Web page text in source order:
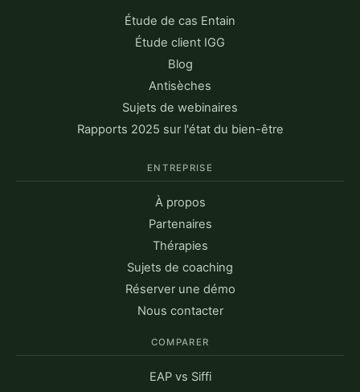
Étude de cas Entain
Étude client IGG
Blog
Antisèches
Sujets de webinaires
Rapports 2025 sur l'état du bien-être
ENTREPRISE
À propos
Partenaires
Thérapies
Sujets de coaching
Réserver une démo
Nous contacter
COMPARER
EAP vs Siffi